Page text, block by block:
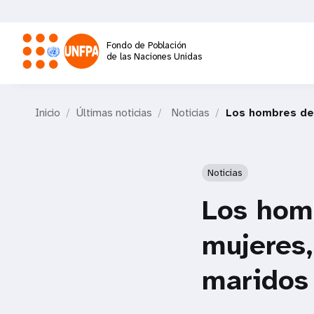
contenido
principal
Fondo de Población
de las Naciones Unidas
Inicio Últimas noticias Noticias Los hombres
Noticias
Los